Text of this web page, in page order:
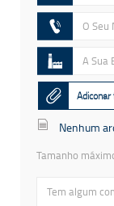
Adiconar
Nenhum
Tamanho